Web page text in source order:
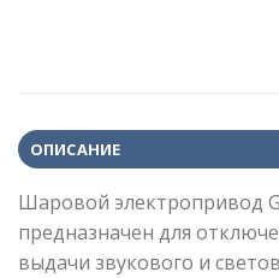
ОПИСАНИЕ
Шаровой электропривод
предназначен для
выдачи звукового и